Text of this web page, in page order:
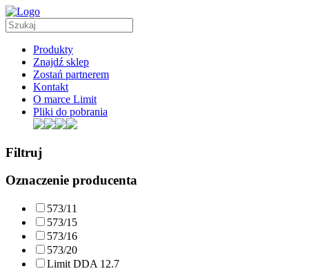
Produkty
Znajdź sklep
Zostań partnerem
Kontakt
O marce Limit
Pliki do pobrania
Filtruj
Oznaczenie producenta
573/11
573/15
573/16
573/20
Limit DDA 12.7